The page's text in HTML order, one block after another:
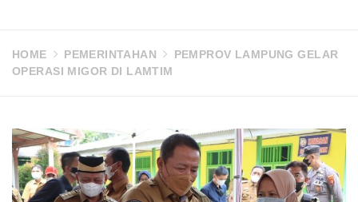
HOME PEMERINTAHAN
PEMPROV LAMPUNG GELAR
OPERASI MIGOR DI LAMTIM